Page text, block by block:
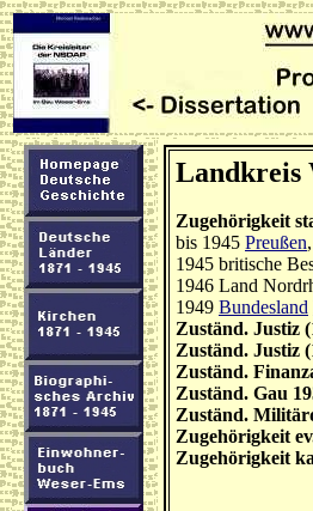
Landkreis
Zugehörigkeit
bis 1945 Preußen,
1945 britische
1946 Land
1949 Bundesland
Zuständ. Justiz
Zuständ. Justiz
Zuständ.
Zuständ. Gau
Zuständ.
Zugehörigkeit
Zugehörigkeit